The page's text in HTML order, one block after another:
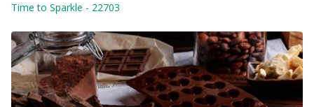
Time to Sparkle - 22703